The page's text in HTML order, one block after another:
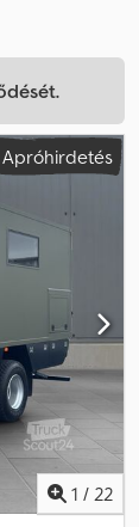
Apróhirdetés
1 / 22